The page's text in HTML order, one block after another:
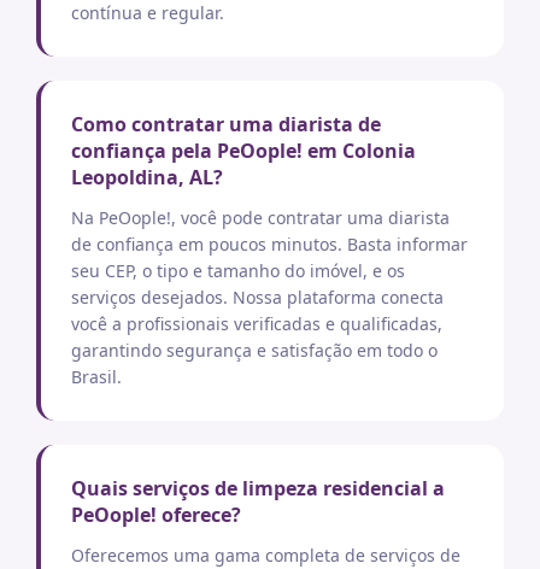
contínua e regular.
Como contratar uma diarista de
confiança pela PeOople! em Colonia
Leopoldina, AL?
Na PeOople!, você pode contratar uma diarista
de confiança em poucos minutos. Basta informar
seu CEP, o tipo e tamanho do imóvel, e os
serviços desejados. Nossa plataforma conecta
você a profissionais verificadas e qualificadas,
garantindo segurança e satisfação em todo o
Brasil.
Quais serviços de limpeza residencial a
PeOople! oferece?
Oferecemos uma gama completa de serviços de